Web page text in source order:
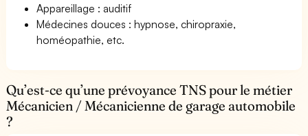
Appareillage : auditif
Médecines douces : hypnose, chiropraxie,
homéopathie, etc.
Qu’est-ce qu’une prévoyance TNS pour le métier
Mécanicien / Mécanicienne de garage automobile
?